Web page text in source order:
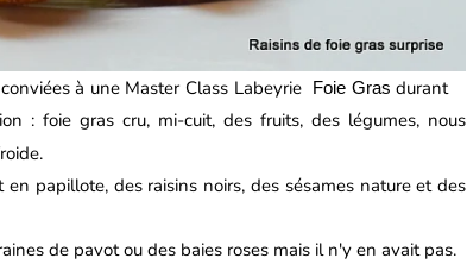
à une Master Class Labeyrie Foie Gras durant
: foie gras cru, mi-cuit, des fruits, des légumes, nous
papillote, des raisins noirs, des sésames nature et des
de pavot ou des baies roses mais il n'y en avait pas.